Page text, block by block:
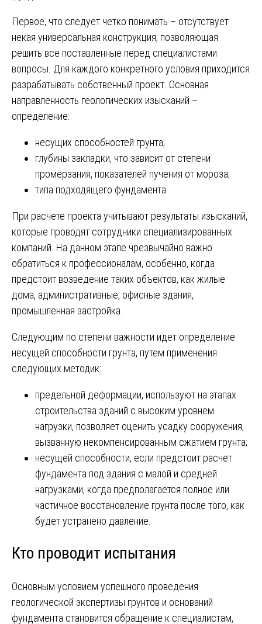
Первое, что следует четко понимать – отсутствует
некая универсальная конструкция, позволяющая
решить все поставленные перед специалистами
вопросы. Для каждого конкретного условия приходится
разрабатывать собственный проект. Основная
направленность геологических изысканий –
определение:
несущих способностей грунта;
глубины закладки, что зависит от степени
промерзания, показателей пучения от мороза;
типа подходящего фундамента.
При расчете проекта учитывают результаты изысканий,
которые проводят сотрудники специализированных
компаний. На данном этапе чрезвычайно важно
обратиться к профессионалам, особенно, когда
предстоит возведение таких объектов, как жилые
дома, административные, офисные здания,
промышленная застройка.
Следующим по степени важности идет определение
несущей способности грунта, путем применения
следующих методик:
предельной деформации, используют на этапах
строительства зданий с высоким уровнем
нагрузки, позволяет оценить усадку сооружения,
вызванную некомпенсированным сжатием грунта;
несущей способности, если предстоит расчет
фундамента под здания с малой и средней
нагрузками, когда предполагается полное или
частичное восстановление грунта после того, как
будет устранено давление.
Кто проводит испытания
Основным условием успешного проведения
геологической экспертизы грунтов и оснований
фундамента становится обращение к специалистам,